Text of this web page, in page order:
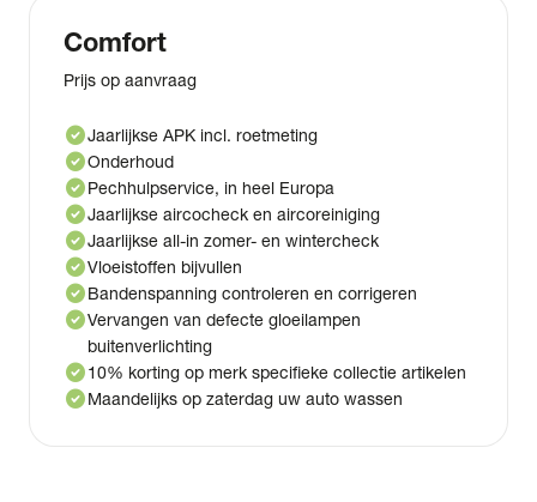
Comfort
Prijs op aanvraag
check_circleJaarlijkse APK incl. roetmeting
check_circleOnderhoud
check_circlePechhulpservice, in heel Europa
check_circleJaarlijkse aircocheck en aircoreiniging
check_circleJaarlijkse all-in zomer- en wintercheck
check_circleVloeistoffen bijvullen
check_circleBandenspanning controleren en corrigeren
check_circleVervangen van defecte gloeilampen
buitenverlichting
check_circle10% korting op merk specifieke collectie artikelen
check_circleMaandelijks op zaterdag uw auto wassen